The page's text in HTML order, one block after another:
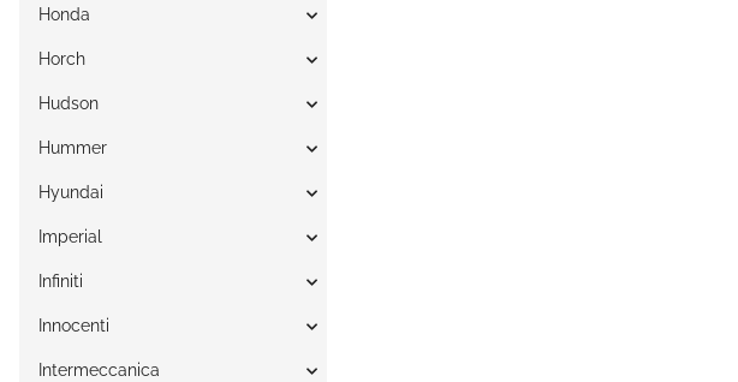
Honda
Horch
Hudson
Hummer
Hyundai
Imperial
Infiniti
Innocenti
Intermeccanica